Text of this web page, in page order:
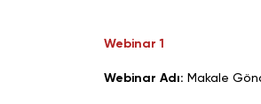
Webinar 1
Webinar Adı: Makale